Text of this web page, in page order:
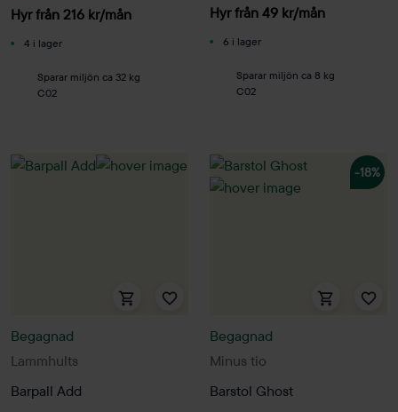
Hyr från 216 kr/mån
4 i lager
Sparar miljön ca 32 kg
C02
Hyr från 49 kr/mån
6 i lager
Sparar miljön ca 8 kg
C02
Lammhults
Begagnad
Barpall Add
-18%
Minus tio
Begagnad
Barstol Ghost